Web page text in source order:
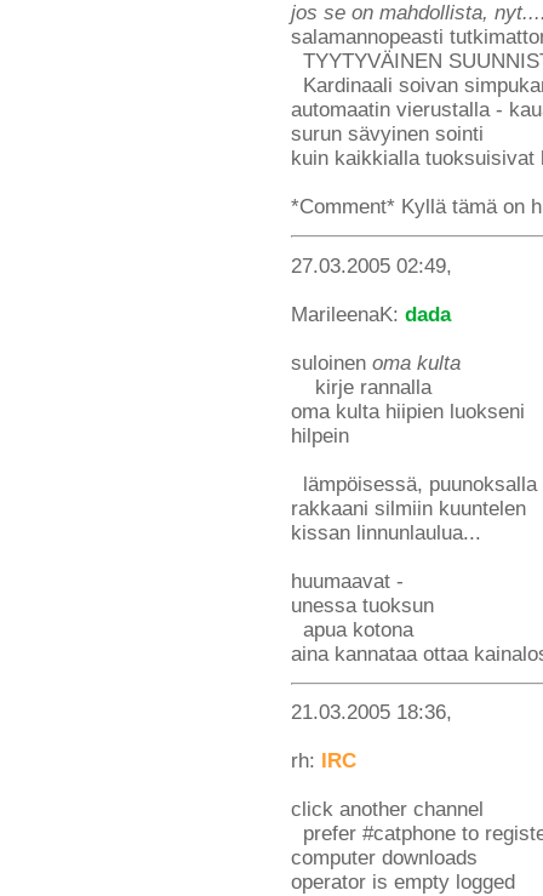
jos se on mahdollista,
salamannopeasti
TYYTYVÄINEN
Kardinaali soivan
automaatin vierustalla -
surun sävyinen sointi
kuin kaikkialla tuoksuisivat
*Comment* Kyllä tämä on
27.03.2005 02:49,
MarileenaK: dada
suloinen oma kulta
kirje rannalla
oma kulta hiipien luokseni
hilpein
lämpöisessä, puunoksalla
rakkaani silmiin kuuntelen
kissan linnunlaulua...
huumaavat -
unessa tuoksun
apua kotona
aina kannataa ottaa
21.03.2005 18:36,
rh: IRC
click another channel
prefer #catphone to
computer downloads
operator is empty logged